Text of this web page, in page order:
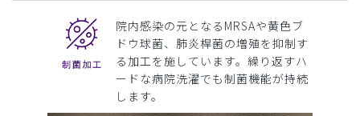
院内感染の元となるMRSAや黄色ブ
ドウ球菌、肺炎桿菌の増殖を抑制す
る加工を施しています。繰り返すハ
ードな病院洗濯でも制菌機能が持続
します。